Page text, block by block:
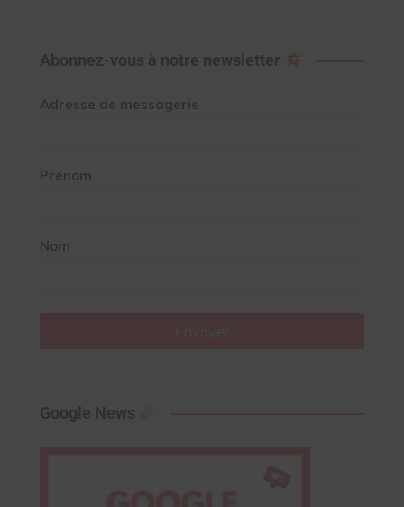
Abonnez-vous à notre newsletter
Adresse de messagerie
Prénom
Nom
Google News